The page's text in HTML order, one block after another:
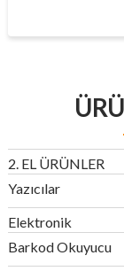
2. EL ÜRÜNLER
Yazıcılar
Elektronik
Barkod Okuyucu